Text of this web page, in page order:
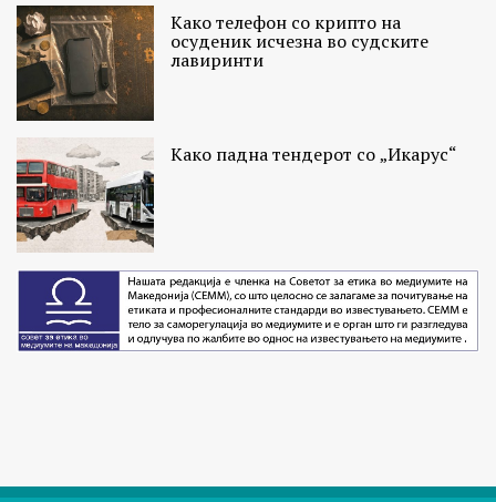
Како телефон со крипто на
осуденик исчезна во судските
лавиринти
Како падна тендерот со „Икарус“